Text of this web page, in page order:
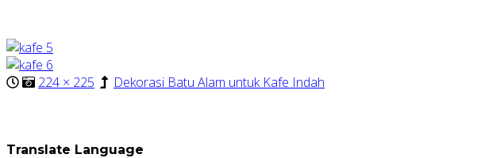
224 × 225 Dekorasi Batu Alam untuk Kafe Indah
Translate Language